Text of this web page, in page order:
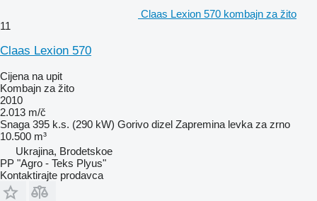
Claas Lexion 570 kombajn za žito
11
Claas Lexion 570
Cijena na upit
Kombajn za žito
2010
2.013 m/č
Snaga 395 k.s. (290 kW) Gorivo dizel Zapremina levka za zrno
10.500 m³
Ukrajina, Brodetskoe
PP "Agro - Teks Plyus"
Kontaktirajte prodavca